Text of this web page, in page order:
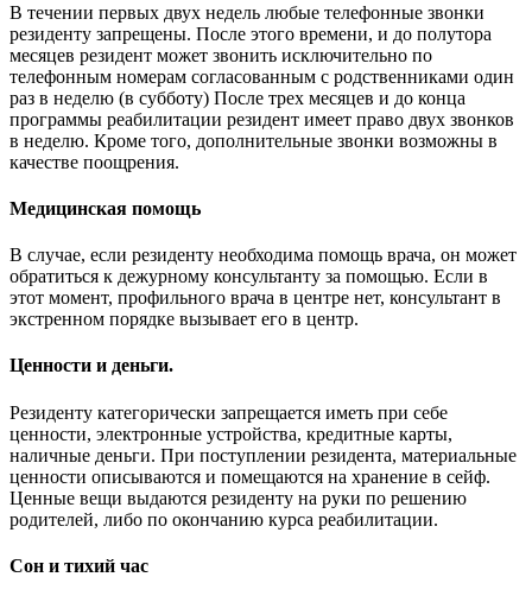
В течении первых двух недель любые телефонные звонки
резиденту запрещены. После этого времени, и до полутора
месяцев резидент может звонить исключительно по
телефонным номерам согласованным с родственниками один
раз в неделю (в субботу) После трех месяцев и до конца
программы реабилитации резидент имеет право двух звонков
в неделю. Кроме того, дополнительные звонки возможны в
качестве поощрения.
Медицинская помощь
В случае, если резиденту необходима помощь врача, он может
обратиться к дежурному консультанту за помощью. Если в
этот момент, профильного врача в центре нет, консультант в
экстренном порядке вызывает его в центр.
Ценности и деньги.
Резиденту категорически запрещается иметь при себе
ценности, электронные устройства, кредитные карты,
наличные деньги. При поступлении резидента, материальные
ценности описываются и помещаются на хранение в сейф.
Ценные вещи выдаются резиденту на руки по решению
родителей, либо по окончанию курса реабилитации.
Сон и тихий час